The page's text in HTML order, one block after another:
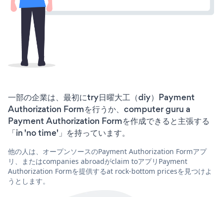
一部の企業は、最初にtry日曜大工（diy）Payment
Authorization Formを行うか、computer guru a
Payment Authorization Formを作成できると主張する
「in 'no time'」を持っています。
他の人は、オープンソースのPayment Authorization Formアプ
リ、またはcompanies abroadがclaim toアプリPayment
Authorization Formを提供するat rock-bottom pricesを見つけよ
うとします。